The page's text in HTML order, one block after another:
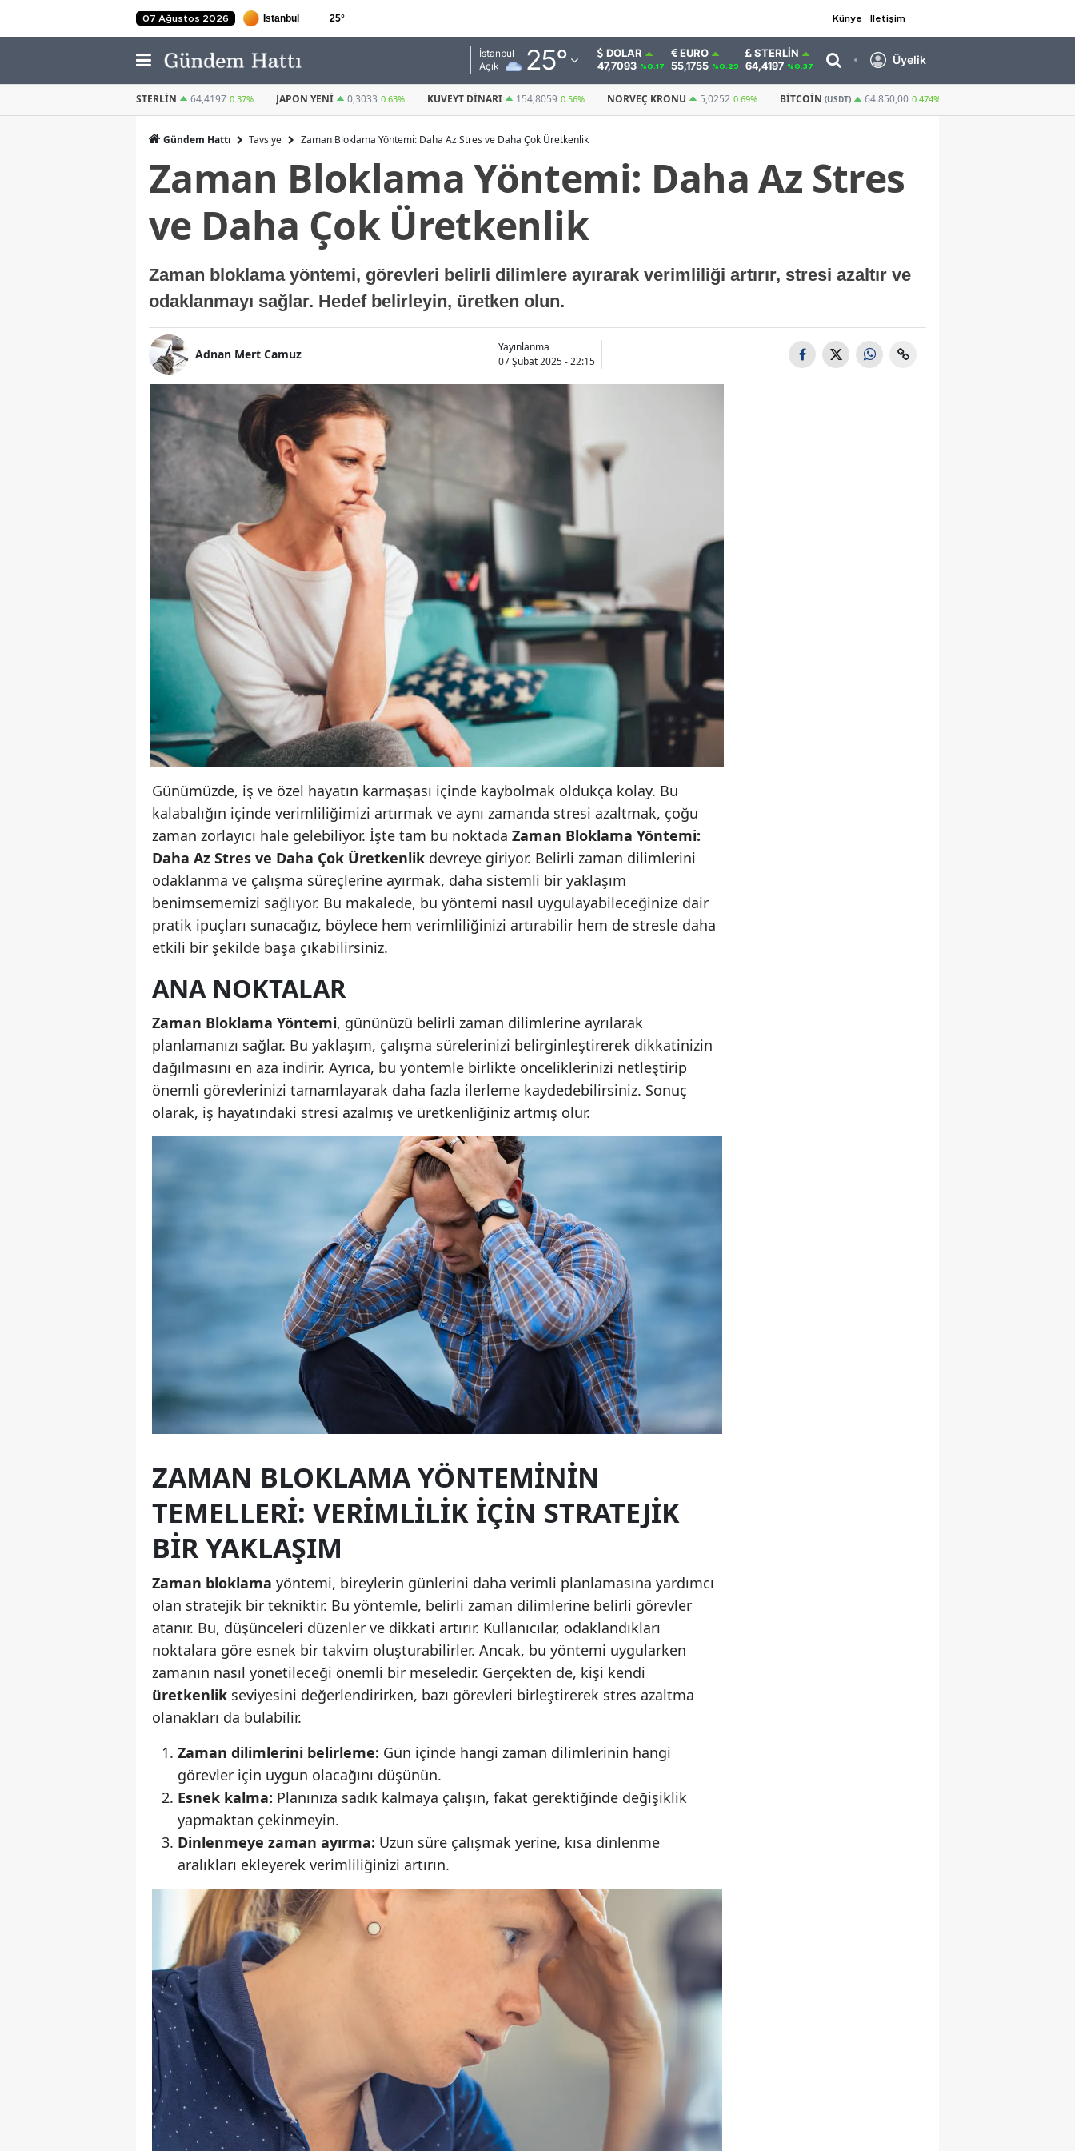
07 Ağustos 2026 25° Künye İletişim
İstanbul
Açık
25°
Adana
Adıyaman
Afyonkarahisar
Ağrı
Amasya
Antalya
Artvin
Aydın
Balıkesir
Bingöl
Bitlis
Burdur
Çanakkale
Çankırı
Çorum
Denizli
Diyarbakır
Elazığ
Erzincan
Erzurum
Eskişehir
Gaziantep
Giresun
Hatay
Isparta
Mersin
İzmir
Kars
Kastamonu
Kayseri
Kırklareli
Kırşehir
Kocaeli
Manisa
Kahramanmaraş
Muğla
Muş
Nevşehir
Niğde
Rize
Siirt
Sinop
Sivas
Tekirdağ
Trabzon
Tunceli
Uşak
Van
DOLAR
47,7093 %0.17
EURO
55,1755 %0.29
STERLIN
64,4197 %0.37 Üyelik
JAPON YENI 0,3033 0.63% KUVEYT DINARI 154,8059 0.56% NORVEÇ KRONU 5,0252 0.69% BITCOIN(USDT) 64.850,00 0.474% GRAM ALTIN 6.639,14
Gündem Hattı Tavsiye Zaman Bloklama Yöntemi: Daha Az Stres ve Daha Çok Üretkenlik
Zaman Bloklama Yöntemi: Daha Az Stres
ve Daha Çok Üretkenlik
Zaman bloklama yöntemi, görevleri belirli dilimlere ayırarak verimliliği artırır, stresi azaltır ve
odaklanmayı sağlar. Hedef belirleyin, üretken olun.
Adnan Mert Camuz
Yayınlanma
07 Şubat 2025 - 22:15
Günümüzde, iş ve özel hayatın karmaşası içinde kaybolmak oldukça kolay. Bu
kalabalığın içinde verimliliğimizi artırmak ve aynı zamanda stresi azaltmak, çoğu
zaman zorlayıcı hale gelebiliyor. İşte tam bu noktada Zaman Bloklama Yöntemi:
Daha Az Stres ve Daha Çok Üretkenlik devreye giriyor. Belirli zaman dilimlerini
odaklanma ve çalışma süreçlerine ayırmak, daha sistemli bir yaklaşım
benimsememizi sağlıyor. Bu makalede, bu yöntemi nasıl uygulayabileceğinize dair
pratik ipuçları sunacağız, böylece hem verimliliğinizi artırabilir hem de stresle daha
etkili bir şekilde başa çıkabilirsiniz.
ANA NOKTALAR
Zaman Bloklama Yöntemi, gününüzü belirli zaman dilimlerine ayrılarak
planlamanızı sağlar. Bu yaklaşım, çalışma sürelerinizi belirginleştirerek dikkatinizin
dağılmasını en aza indirir. Ayrıca, bu yöntemle birlikte önceliklerinizi netleştirip
önemli görevlerinizi tamamlayarak daha fazla ilerleme kaydedebilirsiniz. Sonuç
olarak, iş hayatındaki stresi azalmış ve üretkenliğiniz artmış olur.
ZAMAN BLOKLAMA YÖNTEMININ
TEMELLERI: VERIMLILIK İÇIN STRATEJIK
BIR YAKLAŞIM
Zaman bloklama yöntemi, bireylerin günlerini daha verimli planlamasına yardımcı
olan stratejik bir tekniktir. Bu yöntemle, belirli zaman dilimlerine belirli görevler
atanır. Bu, düşünceleri düzenler ve dikkati artırır. Kullanıcılar, odaklandıkları
noktalara göre esnek bir takvim oluşturabilirler. Ancak, bu yöntemi uygularken
zamanın nasıl yönetileceği önemli bir meseledir. Gerçekten de, kişi kendi
üretkenlik seviyesini değerlendirirken, bazı görevleri birleştirerek stres azaltma
olanakları da bulabilir.
Zaman dilimlerini belirleme: Gün içinde hangi zaman dilimlerinin hangi
görevler için uygun olacağını düşünün.
Esnek kalma: Planınıza sadık kalmaya çalışın, fakat gerektiğinde değişiklik
yapmaktan çekinmeyin.
Dinlenmeye zaman ayırma: Uzun süre çalışmak yerine, kısa dinlenme
aralıkları ekleyerek verimliliğinizi artırın.